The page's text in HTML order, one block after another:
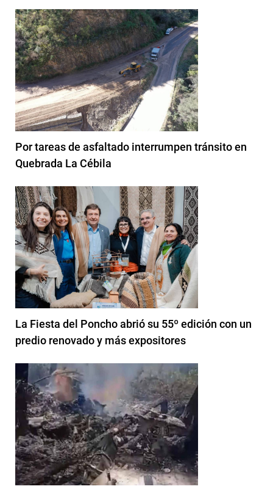
Por tareas de asfaltado interrumpen tránsito en
Quebrada La Cébila
La Fiesta del Poncho abrió su 55º edición con un
predio renovado y más expositores